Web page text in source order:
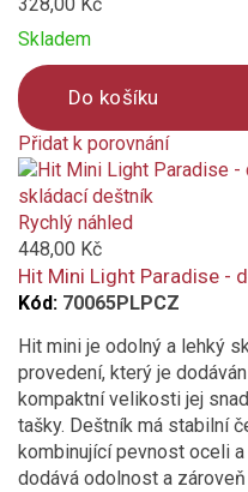
Skladem
Do košíku
Přidat k porovnání
Product
is
added
to
compare
Rychlý náhled
448,00 Kč
Hit Mini Light Paradise -
Kód: 70065PLPCZ
Hit mini je odolný a lehký
provedení, který je
kompaktní velikosti jej
tašky. Deštník má stabilní
kombinující pevnost oceli
dodává odolnost a